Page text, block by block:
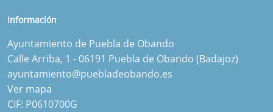
Información
Ayuntamiento de Puebla de Obando
Calle Arriba, 1 - 06191 Puebla de Obando (Badajoz)
ayuntamiento@puebladeobando.es
Ver mapa
CIF: P0610700G